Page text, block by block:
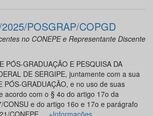
POSGRAP/COPGD
no CONEPE e Representante Discente
PÓS-GRADUAÇÃO E PESQUISA DA
DE SERGIPE, juntamente com a sua
PÓS-GRADUAÇÃO, e no uso de suas
acordo com o § 4o do artigo 17o da
CONSU e do artigo 16o e 17o e parágrafo